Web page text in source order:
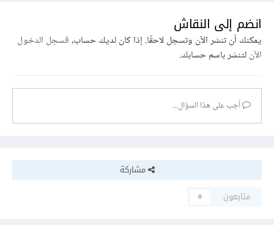
انضم إلى النقاش
يمكنك أن تنشر الآن وتسجل لاحقًا. إذا كان لديك حساب،فسجل الدخول
الآنلتنشر باسم حسابك.
أجب على هذا السؤال...
مشاركة
متابعون
0